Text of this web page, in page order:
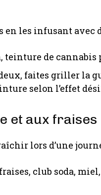
en les infusant avec
de cannabis
faites griller la
selon l’effet
et aux fraises
lors d’une
club soda,